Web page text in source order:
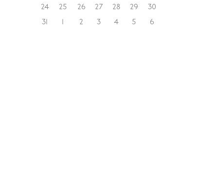
24
25 26 27 28 29
30
31
1 2 3 4 5 6